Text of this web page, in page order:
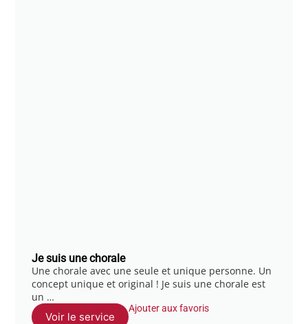
Je suis une chorale
Une chorale avec une seule et unique personne. Un
concept unique et original ! Je suis une chorale est
un …
Voir le service
Ajouter aux favoris